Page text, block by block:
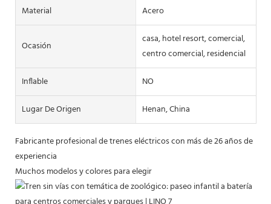
Material
Acero
Ocasión
casa, hotel resort, comercial,
centro comercial, residencial
Inflable
NO
Lugar De Origen
Henan, China
Fabricante profesional de trenes eléctricos con más de 26 años de
experiencia
Muchos modelos y colores para elegir